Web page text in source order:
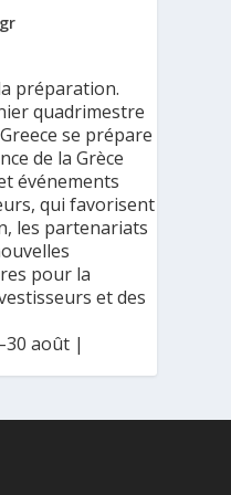
préparation.
quadrimestre
se prépare
de la Grèce
événements
qui favorisent
les partenariats
pour la
et des
août |